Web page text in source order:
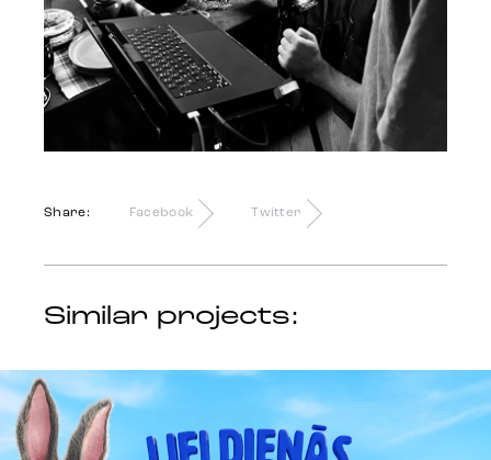
Share: Facebook Twitter
Similar projects: